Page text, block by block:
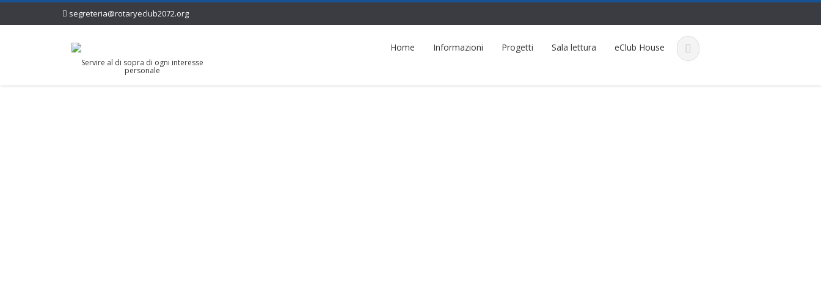
segreteria@rotaryeclub2072.org
Servire al di sopra di ogni interesse
personale
Home Informazioni Progetti Sala lettura eClub House